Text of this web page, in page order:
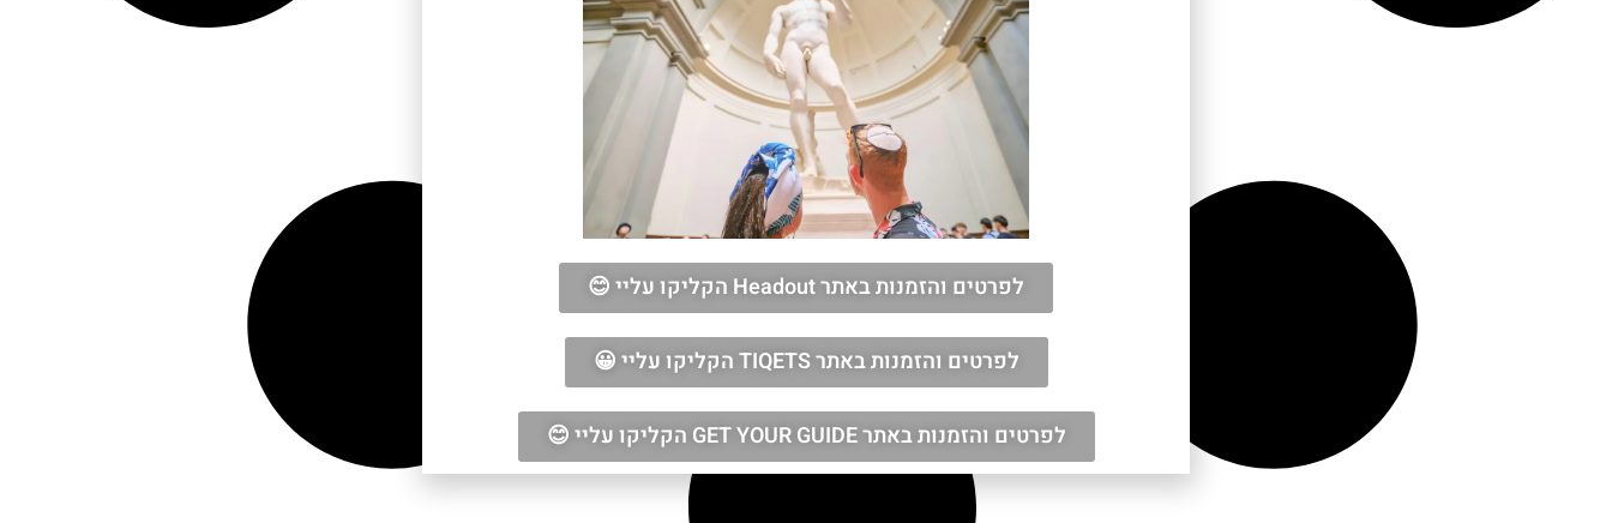
לפרטים והזמנות באתר Headout הקליקו עליי 😊
לפרטים והזמנות באתר TIQETS הקליקו עליי 😀
לפרטים והזמנות באתר GET YOUR GUIDE הקליקו עליי 😊